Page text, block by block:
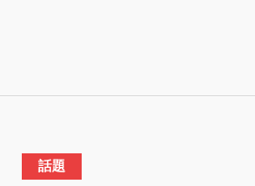
話題